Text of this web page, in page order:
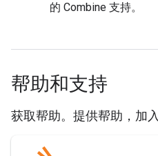
的 Combine 支持。
帮助和支持
获取帮助。提供帮助，加入